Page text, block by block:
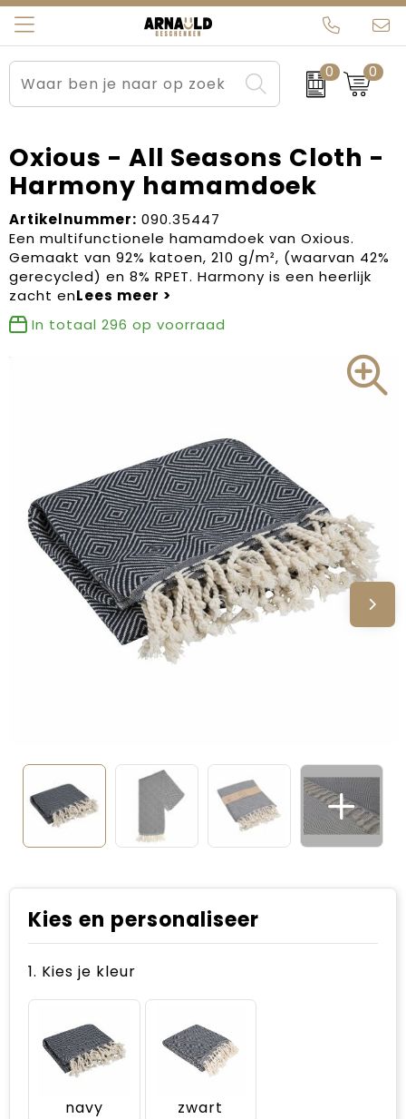
0 0
Relatiegeschenken
Sportkleding
Werkkleding
Kleding en textiel
Tassen
Beurs en Evenementen
Brievenbuspakketten
Carnaval
Dag van de Zorg
Kerstartikelen
Kerstpakketten
Verjaardagen
Voetbal, EK en WK
Voor de bouw
Zomergeschenken
Zomerpakketten
Arnauld Kerstpakketten
MijnEigenKadootje
Ons team
Contact
Blogs
Oxious - All Seasons Cloth -
Harmony hamamdoek
Artikelnummer: 090.35447
Een multifunctionele hamamdoek van Oxious.
Gemaakt van 92% katoen, 210 g/m², (waarvan 42%
gerecycled) en 8% RPET. Harmony is een heerlijk
zacht en
In totaal 296 op voorraad
Kies en personaliseer
1. Kies je kleur
navy zwart